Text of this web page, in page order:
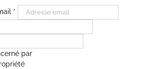
*
par